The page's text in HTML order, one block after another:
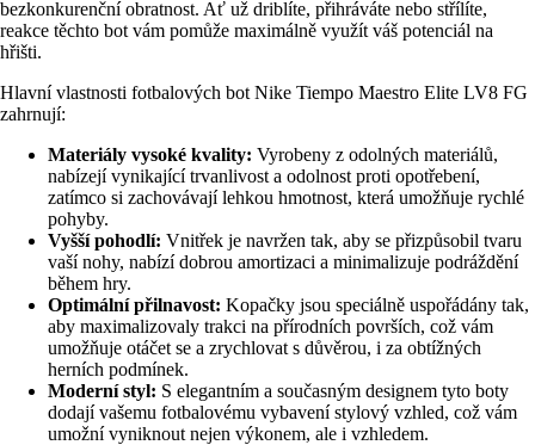
bezkonkurenční obratnost. Ať už driblíte, přihráváte nebo střílíte,
reakce těchto bot vám pomůže maximálně využít váš potenciál na
hřišti.
Hlavní vlastnosti fotbalových bot Nike Tiempo Maestro Elite LV8 FG
zahrnují:
Materiály vysoké kvality: Vyrobeny z odolných materiálů,
nabízejí vynikající trvanlivost a odolnost proti opotřebení,
zatímco si zachovávají lehkou hmotnost, která umožňuje rychlé
pohyby.
Vyšší pohodlí: Vnitřek je navržen tak, aby se přizpůsobil tvaru
vaší nohy, nabízí dobrou amortizaci a minimalizuje podráždění
během hry.
Optimální přilnavost: Kopačky jsou speciálně uspořádány tak,
aby maximalizovaly trakci na přírodních površích, což vám
umožňuje otáčet se a zrychlovat s důvěrou, i za obtížných
herních podmínek.
Moderní styl: S elegantním a současným designem tyto boty
dodají vašemu fotbalovému vybavení stylový vzhled, což vám
umožní vyniknout nejen výkonem, ale i vzhledem.